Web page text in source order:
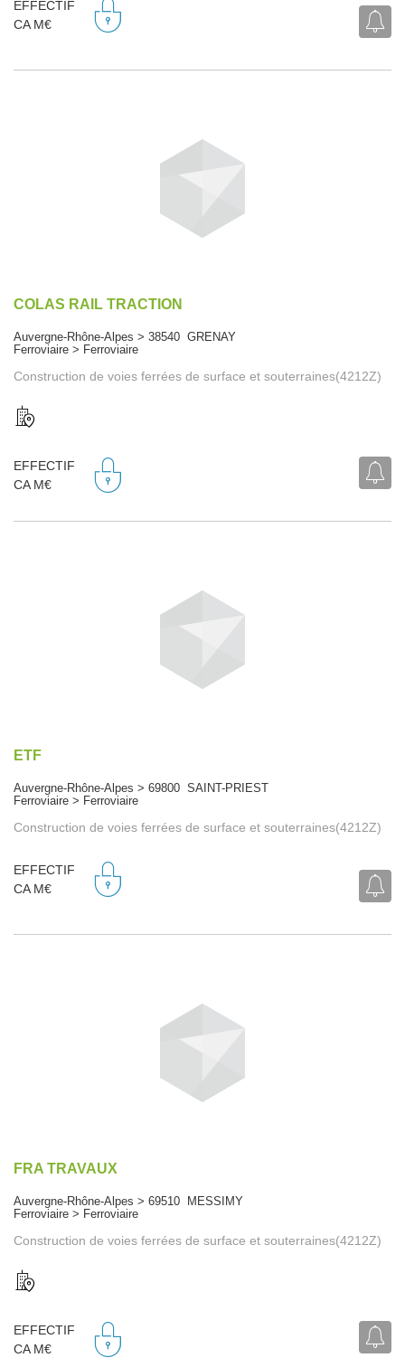
EFFECTIF
CA M€
COLAS RAIL TRACTION
Auvergne-Rhône-Alpes > 38540 GRENAY
Ferroviaire > Ferroviaire
Construction de voies ferrées de surface et souterraines(4212Z)
EFFECTIF
CA M€
ETF
Auvergne-Rhône-Alpes > 69800 SAINT-PRIEST
Ferroviaire > Ferroviaire
Construction de voies ferrées de surface et souterraines(4212Z)
EFFECTIF
CA M€
FRA TRAVAUX
Auvergne-Rhône-Alpes > 69510 MESSIMY
Ferroviaire > Ferroviaire
Construction de voies ferrées de surface et souterraines(4212Z)
EFFECTIF
CA M€